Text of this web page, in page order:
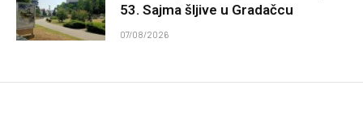
53. Sajma šljive u Gradačcu
07/08/2026